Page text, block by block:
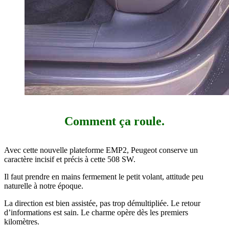
Comment ça roule.
Avec cette nouvelle plateforme EMP2, Peugeot conserve un
caractère incisif et précis à cette 508 SW.
Il faut prendre en mains fermement le petit volant, attitude peu
naturelle à notre époque.
La direction est bien assistée, pas trop démultipliée. Le retour
d’informations est sain. Le charme opère dès les premiers
kilomètres.